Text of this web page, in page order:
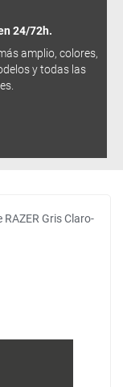
24/72h.
amplio, colores,
y todas las
Gris Claro-